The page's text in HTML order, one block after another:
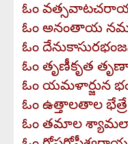
ఓం
ఓం అనంతాయ
ఓం
ఓం తృణీకృత
ఓం యమళార్జున
ఓం ఉత్తాలతాల
ఓం తమాల